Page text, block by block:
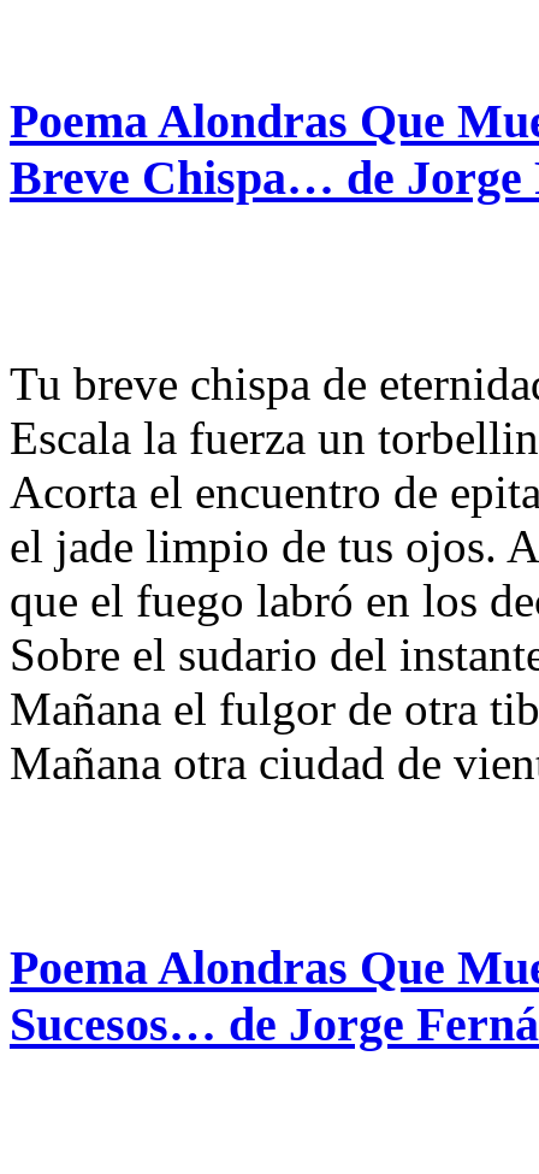
Poema Alondras Que
Breve Chispa… de Jorge
Tu breve chispa de
Escala la fuerza un
Acorta el encuentro de
el jade limpio de tus ojos.
que el fuego labró en los
Sobre el sudario del
Mañana el fulgor de otra
Mañana otra ciudad de
Poema Alondras Que
Sucesos… de Jorge